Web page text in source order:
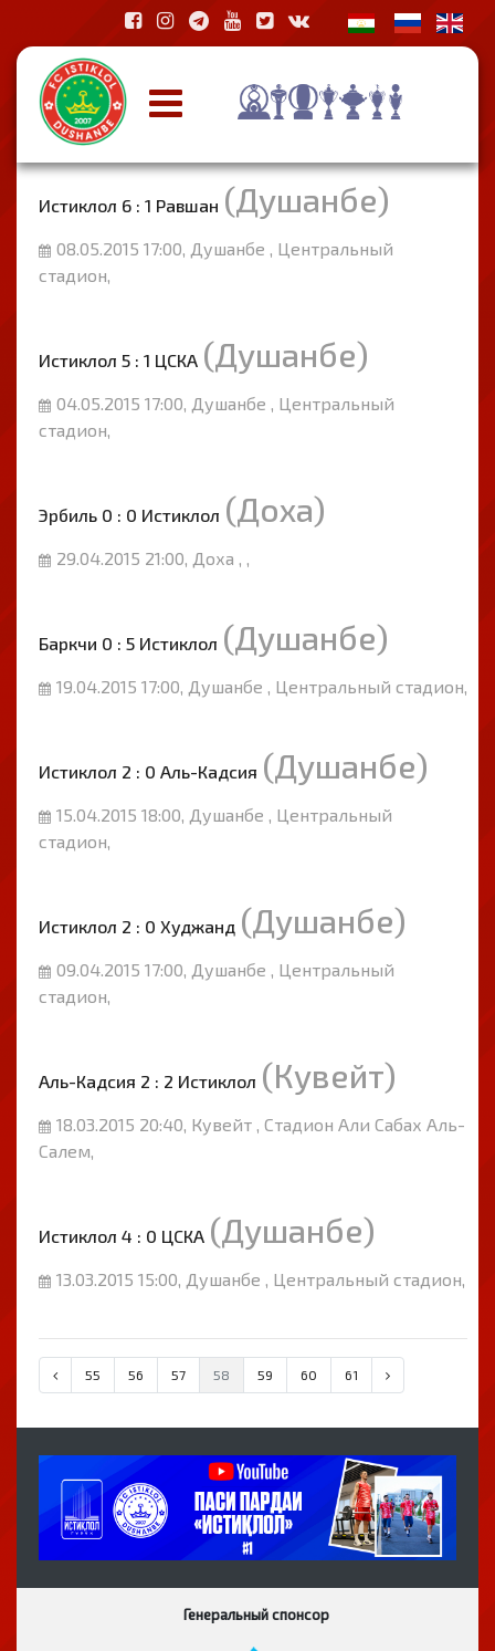
Истиклол 6 : 1 Равшан (Душанбе)
08.05.2015 17:00, Душанбе , Центральный
стадион,
Истиклол 5 : 1 ЦСКА (Душанбе)
04.05.2015 17:00, Душанбе , Центральный
стадион,
Эрбиль 0 : 0 Истиклол (Доха)
29.04.2015 21:00, Доха , ,
Баркчи 0 : 5 Истиклол (Душанбе)
19.04.2015 17:00, Душанбе , Центральный стадион,
Истиклол 2 : 0 Аль-Кадсия (Душанбе)
15.04.2015 18:00, Душанбе , Центральный
стадион,
Истиклол 2 : 0 Худжанд (Душанбе)
09.04.2015 17:00, Душанбе , Центральный
стадион,
Аль-Кадсия 2 : 2 Истиклол (Кувейт)
18.03.2015 20:40, Кувейт , Стадион Али Сабах Аль-
Салем,
Истиклол 4 : 0 ЦСКА (Душанбе)
13.03.2015 15:00, Душанбе , Центральный стадион,
55 56 57 58 59 60 61
Генеральный спонсор